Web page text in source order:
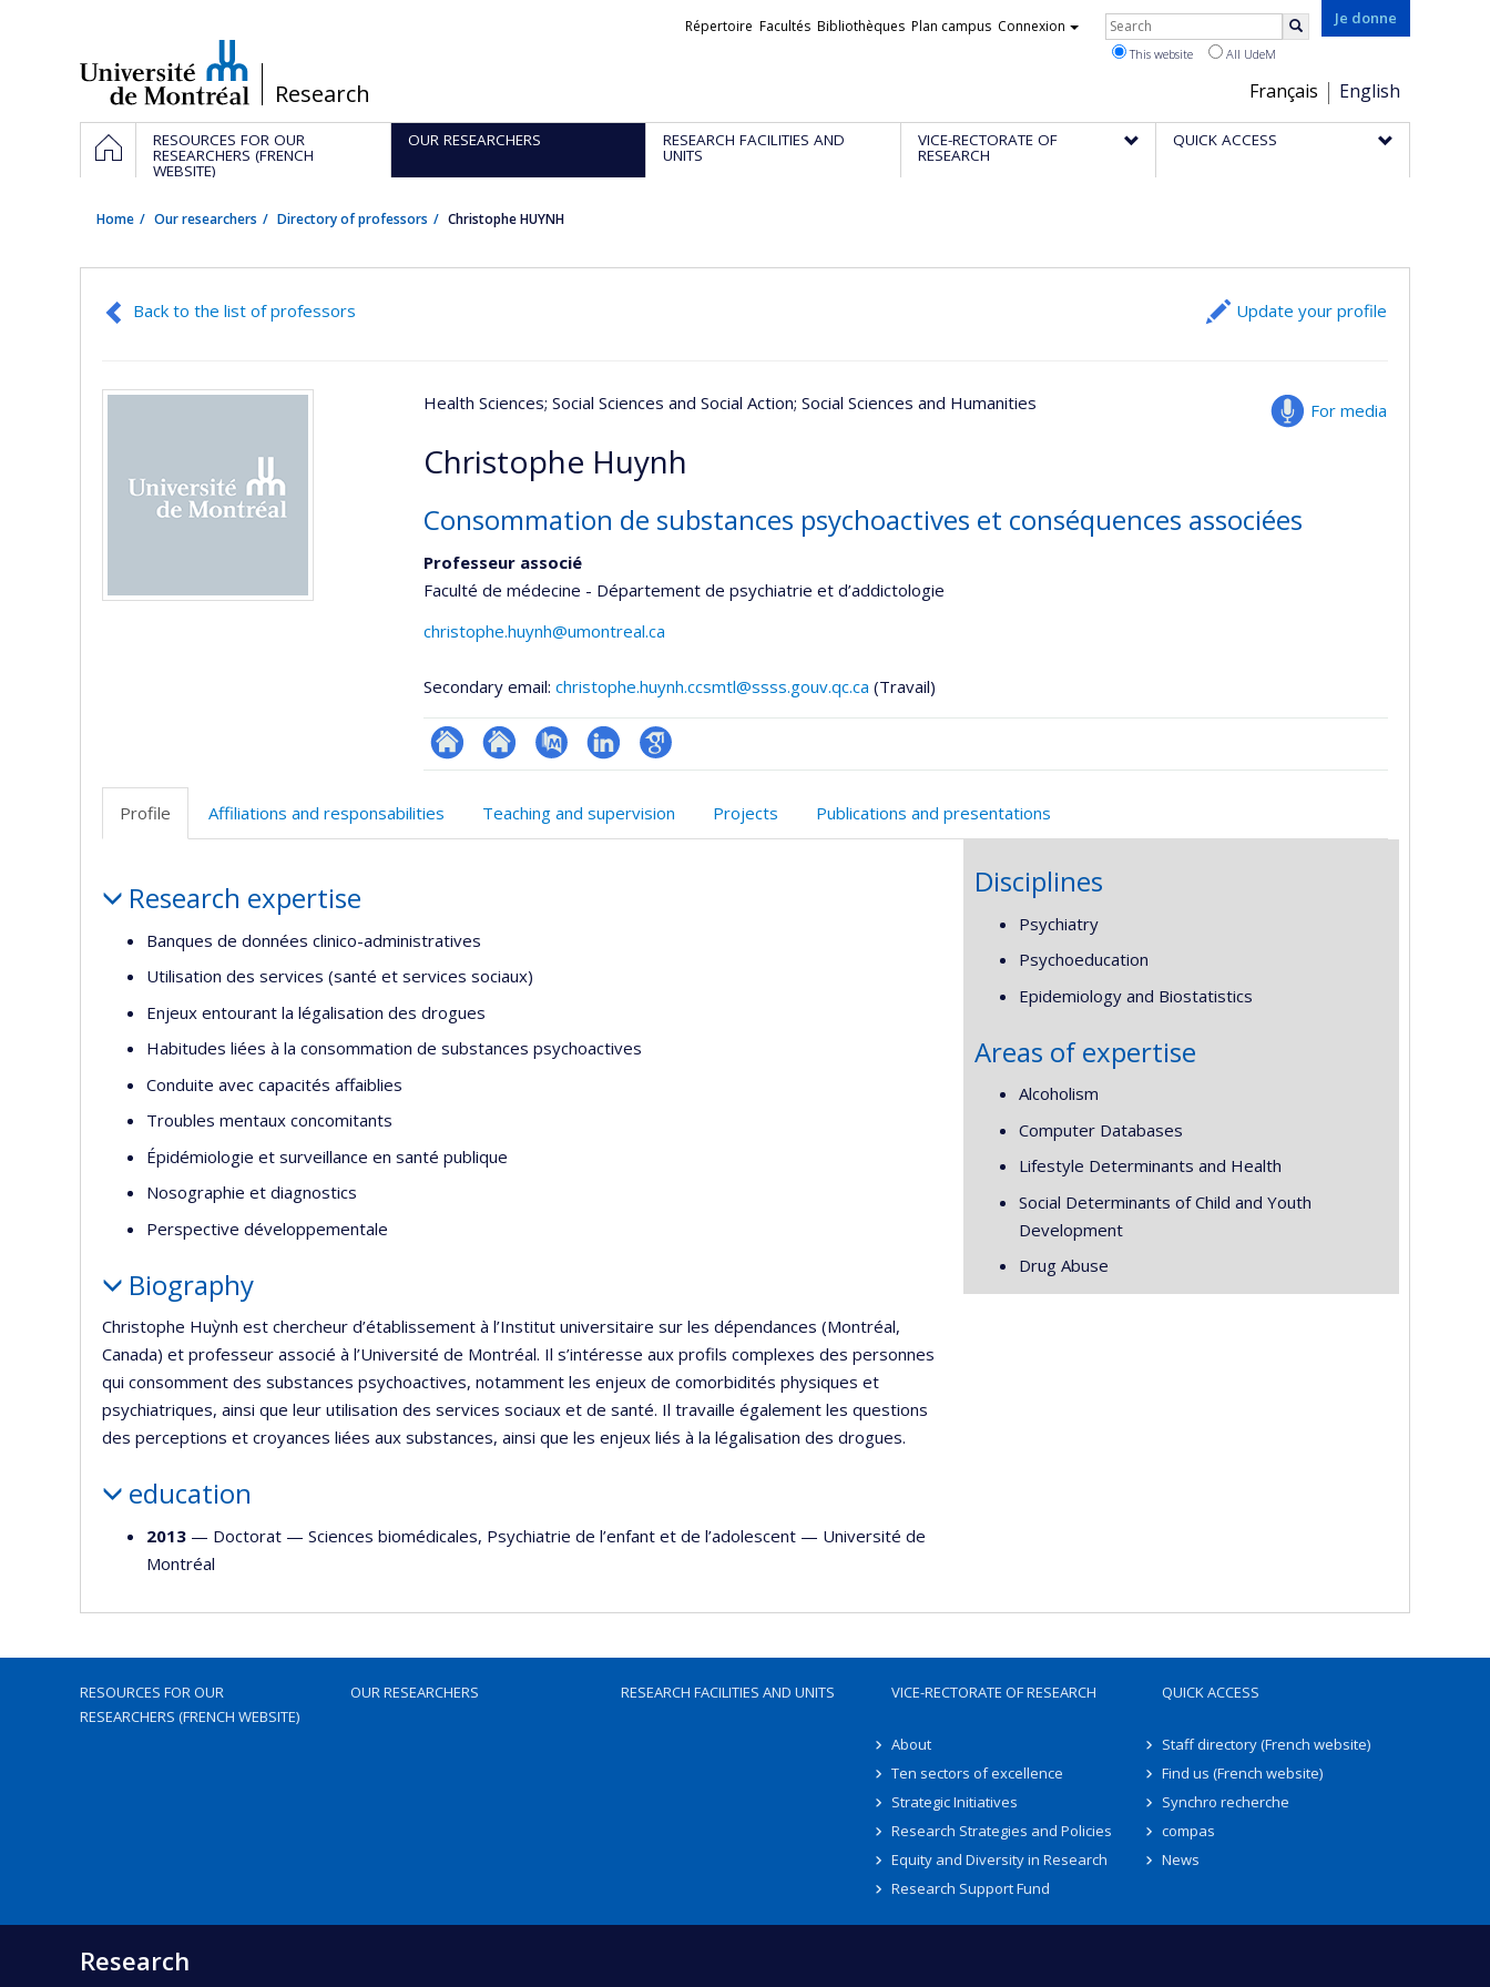
/Research
Je donne
Choix
de
la
Français English
Liens
Répertoire Facultés Bibliothèques Plan campus Connexion Rechercher
This website All UdeM
Navigation
principale
HOMERESOURCES FOR OUR
RESEARCHERS (FRENCH
WEBSITE)
OUR RESEARCHERS RESEARCH FACILITIES AND
UNITS
VICE-RECTORATE OF
RESEARCH
QUICK ACCESS
Home Our researchers Directory of professors Christophe HUYNH
Back to the list of professors Update your profile
For media
Health Sciences; Social Sciences and Social Action; Social Sciences and Humanities
Christophe Huynh
Consommation de substances psychoactives et conséquences associées
Professeur associé
Faculté de médecine - Département de psychiatrie et d’addictologie
christophe.huynh@umontreal.ca
Secondary email: christophe.huynh.ccsmtl@ssss.gouv.qc.ca (Travail)
ResearchGate
Site
PubMedLinkedInGoogle
Profile Affiliations and responsabilities Teaching and supervision Projects Publications and presentations
Research expertise
Banques de données clinico-administratives
Utilisation des services (santé et services sociaux)
Enjeux entourant la légalisation des drogues
Habitudes liées à la consommation de substances psychoactives
Conduite avec capacités affaiblies
Troubles mentaux concomitants
Épidémiologie et surveillance en santé publique
Nosographie et diagnostics
Perspective développementale
Biography
Christophe Huỳnh est chercheur d’établissement à l’Institut universitaire sur les dépendances (Montréal,
Canada) et professeur associé à l’Université de Montréal. Il s’intéresse aux profils complexes des personnes
qui consomment des substances psychoactives, notamment les enjeux de comorbidités physiques et
psychiatriques, ainsi que leur utilisation des services sociaux et de santé. Il travaille également les questions
des perceptions et croyances liées aux substances, ainsi que les enjeux liés à la légalisation des drogues.
education
2013 — Doctorat — Sciences biomédicales, Psychiatrie de l’enfant et de l’adolescent — Université de
Montréal
Disciplines
Psychiatry
Psychoeducation
Epidemiology and Biostatistics
Areas of expertise
Alcoholism
Computer Databases
Lifestyle Determinants and Health
Social Determinants of Child and Youth
Development
Drug Abuse
RESOURCES FOR OUR
RESEARCHERS (FRENCH WEBSITE)
OUR RESEARCHERS RESEARCH FACILITIES AND UNITS VICE-RECTORATE OF RESEARCH
About
Ten sectors of excellence
Strategic Initiatives
Research Strategies and Policies
Equity and Diversity in Research
Research Support Fund
QUICK ACCESS
Staff directory (French website)
Find us (French website)
Synchro recherche
compas
News
Research